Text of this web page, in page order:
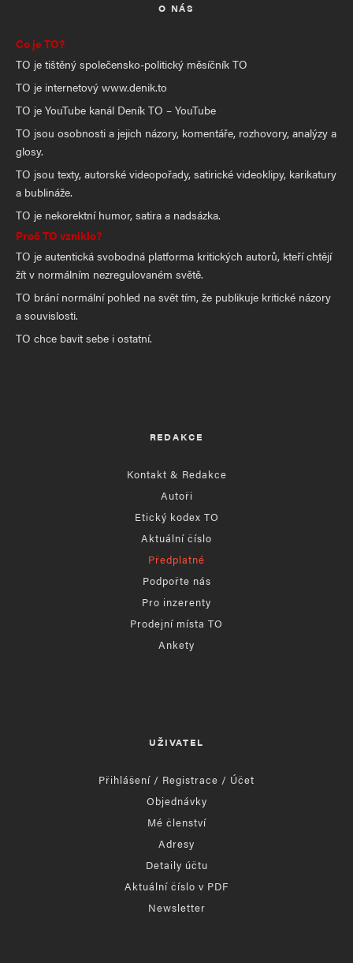
O NÁS
Co je TO?
TO je tištěný společensko-politický měsíčník TO
TO je internetový www.denik.to
TO je YouTube kanál Deník TO – YouTube
TO jsou osobnosti a jejich názory, komentáře, rozhovory, analýzy a
glosy.
TO jsou texty, autorské videopořady, satirické videoklipy, karikatury
a bublináže.
TO je nekorektní humor, satira a nadsázka.
Proč TO vzniklo?
TO je autentická svobodná platforma kritických autorů, kteří chtějí
žít v normálním nezregulovaném světě.
TO brání normální pohled na svět tím, že publikuje kritické názory
a souvislosti.
TO chce bavit sebe i ostatní.
REDAKCE
Kontakt & Redakce
Autoři
Etický kodex TO
Aktuální číslo
Předplatné
Podpořte nás
Pro inzerenty
Prodejní místa TO
Ankety
UŽIVATEL
Přihlášení / Registrace / Účet
Objednávky
Mé členství
Adresy
Detaily účtu
Aktuální číslo v PDF
Newsletter